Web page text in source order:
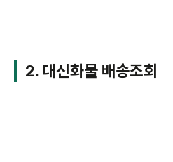
2. 대신화물 배송조회